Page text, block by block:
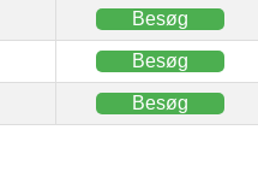
Besøg
Besøg
Besøg